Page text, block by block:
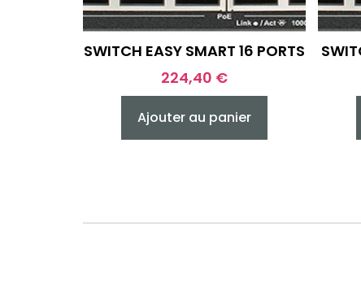
SWITCH EASY SMART 16 PORTS
224,40 €
Ajouter au panier